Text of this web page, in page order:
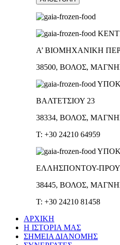
Α’ ΒΙΟΜΗΧΑΝΙΚΗ
38500, ΒΟΛΟΣ,
ΒΑΛΤΕΤΣΙΟΥ 23
38334, ΒΟΛΟΣ,
T: +30 24210 64959
ΕΛΛΗΣΠΟΝΤΟΥ-
38445, ΒΟΛΟΣ,
T: +30 24210 81458
ΑΡΧΙΚΗ
Η ΙΣΤΟΡΙΑ ΜΑΣ
ΣΗΜΕΙΑ ΔΙΑΝΟΜΗΣ